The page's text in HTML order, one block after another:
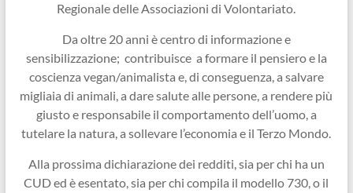
Regionale delle Associazioni di Volontariato.
Da oltre 20 anni è centro di informazione e
sensibilizzazione; contribuisce a formare il pensiero e la
coscienza vegan/animalista e, di conseguenza, a salvare
migliaia di animali, a dare salute alle persone, a rendere più
giusto e responsabile il comportamento dell’uomo, a
tutelare la natura, a sollevare l’economia e il Terzo Mondo.
Alla prossima dichiarazione dei redditi, sia per chi ha un
CUD ed è esentato, sia per chi compila il modello 730, o il